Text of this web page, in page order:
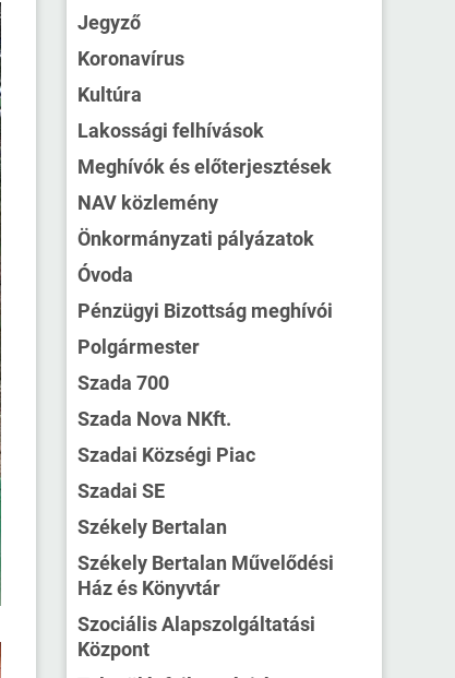
Jegyző
Koronavírus
Kultúra
Lakossági felhívások
Meghívók és előterjesztések
NAV közlemény
Önkormányzati pályázatok
Óvoda
Pénzügyi Bizottság meghívói
Polgármester
Szada 700
Szada Nova NKft.
Szadai Községi Piac
Szadai SE
Székely Bertalan
Székely Bertalan Művelődési
Ház és Könyvtár
Szociális Alapszolgáltatási
Központ